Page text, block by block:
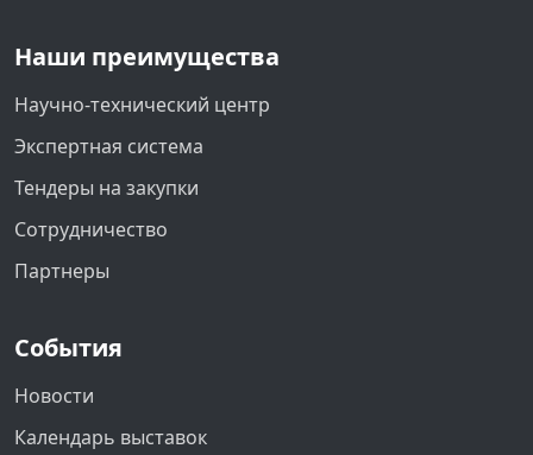
Наши преимущества
Научно-технический центр
Экспертная система
Тендеры на закупки
Сотрудничество
Партнеры
События
Новости
Календарь выставок